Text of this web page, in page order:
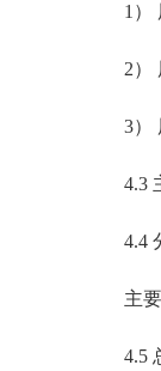
1） 用
2） 用
3） 用
4.3 主
4.4 分
主要是
4.5 总